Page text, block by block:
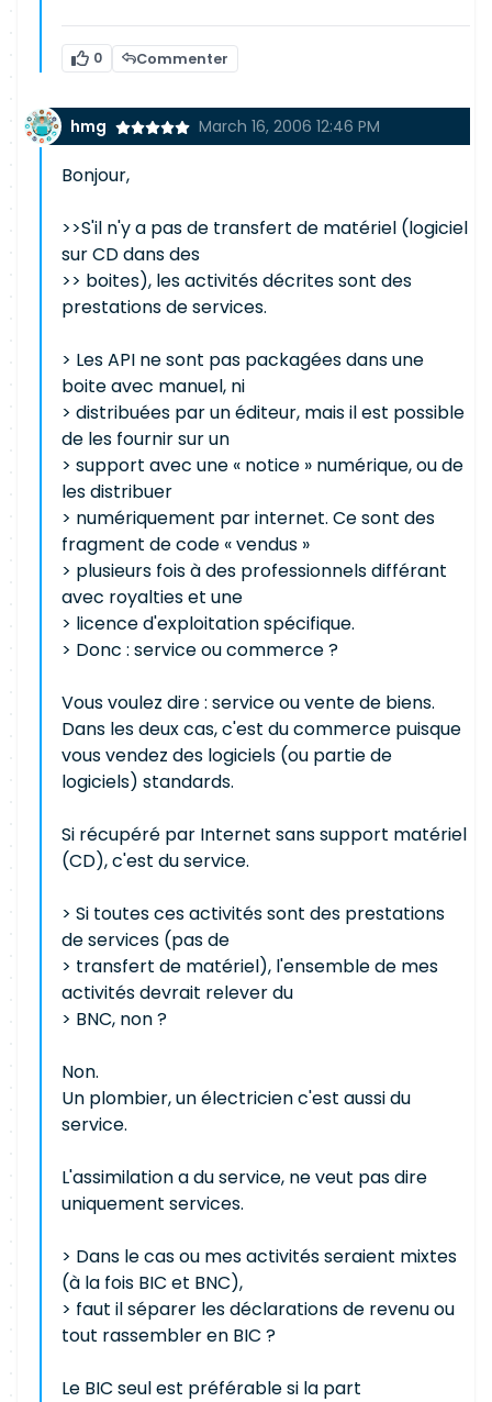
0 Commenter
hmg March 16, 2006 12:46 PM
Bonjour,
>>S'il n'y a pas de transfert de matériel (logiciel
sur CD dans des
>> boites), les activités décrites sont des
prestations de services.
> Les API ne sont pas packagées dans une
boite avec manuel, ni
> distribuées par un éditeur, mais il est possible
de les fournir sur un
> support avec une « notice » numérique, ou de
les distribuer
> numériquement par internet. Ce sont des
fragment de code « vendus »
> plusieurs fois à des professionnels différant
avec royalties et une
> licence d'exploitation spécifique.
> Donc : service ou commerce ?
Vous voulez dire : service ou vente de biens.
Dans les deux cas, c'est du commerce puisque
vous vendez des logiciels (ou partie de
logiciels) standards.
Si récupéré par Internet sans support matériel
(CD), c'est du service.
> Si toutes ces activités sont des prestations
de services (pas de
> transfert de matériel), l'ensemble de mes
activités devrait relever du
> BNC, non ?
Non.
Un plombier, un électricien c'est aussi du
service.
L'assimilation a du service, ne veut pas dire
uniquement services.
> Dans le cas ou mes activités seraient mixtes
(à la fois BIC et BNC),
> faut il séparer les déclarations de revenu ou
tout rassembler en BIC ?
Le BIC seul est préférable si la part